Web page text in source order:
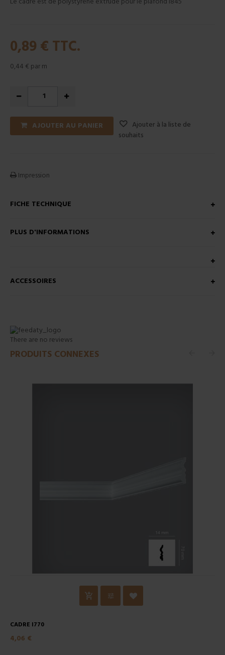
0,89 € TTC.
0,44 € par m
AJOUTER AU PANIER
Ajouter à la liste de
souhaits
Impression
FICHE TECHNIQUE
PLUS D'INFORMATIONS
ACCESSOIRES
There are no reviews
PRODUITS CONNEXES
CADRE I770
4,06 €